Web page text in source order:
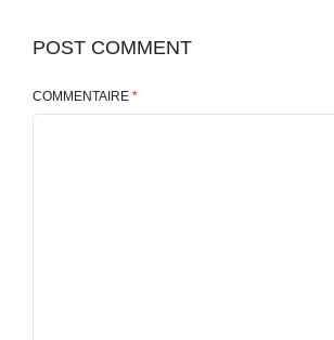
POST COMMENT
COMMENTAIRE *